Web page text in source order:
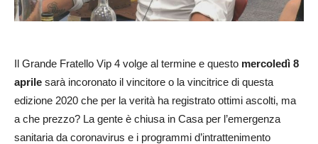
Il Grande Fratello Vip 4 volge al termine e questo mercoledì 8
aprile sarà incoronato il vincitore o la vincitrice di questa
edizione 2020 che per la verità ha registrato ottimi ascolti, ma
a che prezzo? La gente è chiusa in Casa per l’emergenza
sanitaria da coronavirus e i programmi d’intrattenimento